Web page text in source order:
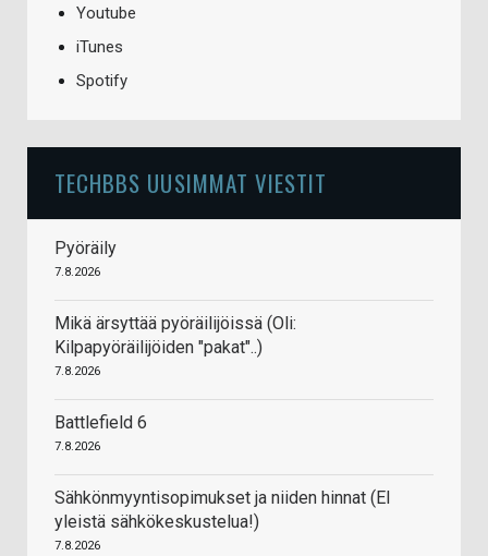
Youtube
iTunes
Spotify
TECHBBS UUSIMMAT VIESTIT
Pyöräily
7.8.2026
Mikä ärsyttää pyöräilijöissä (Oli:
Kilpapyöräilijöiden "pakat"..)
7.8.2026
Battlefield 6
7.8.2026
Sähkönmyyntisopimukset ja niiden hinnat (EI
yleistä sähkökeskustelua!)
7.8.2026